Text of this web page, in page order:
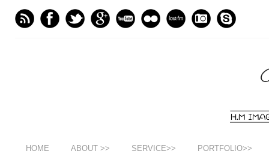
HOME ABOUT >> SERVICE>> PORTFOLIO>>